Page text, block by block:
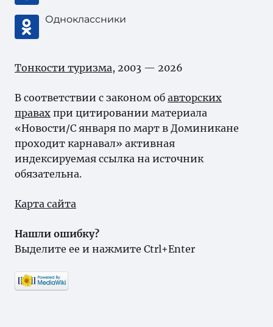
Одноклассники
Тонкости туризма, 2003 — 2026
В соответствии с законом об авторских
правах при цитировании материала
«Новости/С января по март в Доминикане
проходит карнавал» активная
индексируемая ссылка на источник
обязательна.
Карта сайта
Нашли ошибку?
Выделите ее и нажмите Ctrl+Enter